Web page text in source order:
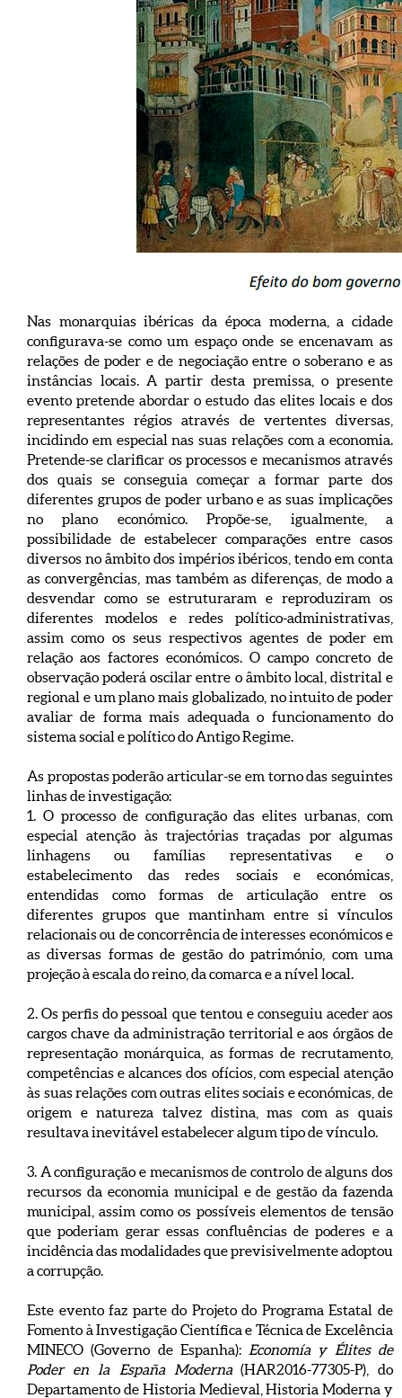
Nas monarquias ibéricas da época moderna, a cidade
configurava-se como um espaço onde se encenavam as
relações de poder e de negociação entre o soberano e as
instâncias locais. A partir desta premissa, o presente
evento pretende abordar o estudo das elites locais e dos
representantes régios através de vertentes diversas,
incidindo em especial nas suas relações com a economia.
Pretende-se clarificar os processos e mecanismos através
dos quais se conseguia começar a formar parte dos
diferentes grupos de poder urbano e as suas implicações
no plano económico. Propõe-se, igualmente, a
possibilidade de estabelecer comparações entre casos
diversos no âmbito dos impérios ibéricos, tendo em conta
as convergências, mas também as diferenças, de modo a
desvendar como se estruturaram e reproduziram os
diferentes modelos e redes político-administrativas,
assim como os seus respectivos agentes de poder em
relação aos factores económicos. O campo concreto de
observação poderá oscilar entre o âmbito local, distrital e
regional e um plano mais globalizado, no intuito de poder
avaliar de forma mais adequada o funcionamento do
sistema social e político do Antigo Regime.
As propostas poderão articular-se em torno das seguintes
linhas de investigação:
1. O processo de configuração das elites urbanas, com
especial atenção às trajectórias traçadas por algumas
linhagens ou famílias representativas e o
estabelecimento das redes sociais e económicas,
entendidas como formas de articulação entre os
diferentes grupos que mantinham entre si vínculos
relacionais ou de concorrência de interesses económicos e
as diversas formas de gestão do património, com uma
projeção à escala do reino, da comarca e a nível local.
2. Os perfis do pessoal que tentou e conseguiu aceder aos
cargos chave da administração territorial e aos órgãos de
representação monárquica, as formas de recrutamento,
competências e alcances dos ofícios, com especial atenção
às suas relações com outras elites sociais e económicas, de
origem e natureza talvez distina, mas com as quais
resultava inevitável estabelecer algum tipo de vínculo.
3. A configuração e mecanismos de controlo de alguns dos
recursos da economia municipal e de gestão da fazenda
municipal, assim como os possíveis elementos de tensão
que poderiam gerar essas confluências de poderes e a
incidência das modalidades que previsivelmente adoptou
a corrupção.
Este evento faz parte do Projeto do Programa Estatal de
Fomento à Investigação Científica e Técnica de Excelência
MINECO (Governo de Espanha): Economía y Élites de
Poder en la España Moderna(HAR2016-77305-P), do
Departamento de Historia Medieval, Historia Moderna y